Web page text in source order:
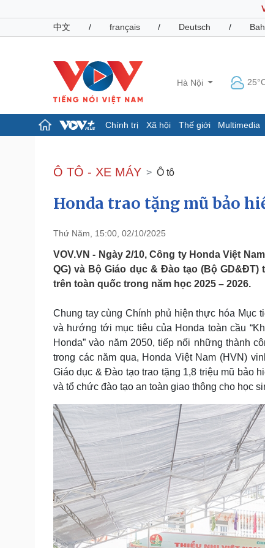
中文
/ français / Deutsch /
Hà Nội
Chính trị Xã hội Thế giới Multimedia
Đảng
Tổ chức nhân sự
Nhận diện sự thật
Dấu ấn VOV
Pháp luật
Vụ án
Tin nóng
Quân sự - Quốc
Vũ khí
Việt Nam
Sức khỏe
Dinh dưỡng - món ngon
Cây thuốc
Sản phụ khoa
Nam khoa
Làm đẹp - giảm cân
Phòng mạch online
Ăn sạch sống khỏe
Đời sống
Nhà đẹp
Blog
Tình yêu - Gia đình
Cải chính
Ô TÔ - XE MÁY Ô tô
Honda trao tặng mũ bảo
Thứ Năm, 15:00, 02/10/2025
VOV.VN - Ngày 2/10, Công ty Honda Việt
QG) và Bộ Giáo dục & Đào tạo (Bộ
trên toàn quốc trong năm học 2025 – 2026.
Chung tay cùng Chính phủ hiện thực hóa Mục
và hướng tới mục tiêu của Honda toàn cầu
Honda” vào năm 2050, tiếp nối những thành
trong các năm qua, Honda Việt Nam (HVN)
Giáo dục & Đào tạo trao tặng 1,8 triệu mũ bảo
và tổ chức đào tạo an toàn giao thông cho học